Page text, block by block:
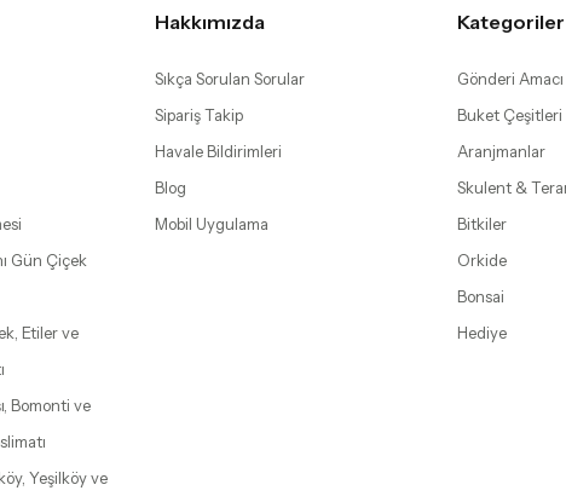
Gün Çiçek
Etiler ve
Bomonti ve
Yeşilköy ve
Hakkımızda
Sıkça Sorulan Sorular
Sipariş Takip
Havale Bildirimleri
Blog
Mobil Uygulama
Kategoriler
Gönderi Amacı
Buket Çeşitleri
Aranjmanlar
Skulent &
Bitkiler
Orkide
Bonsai
Hediye